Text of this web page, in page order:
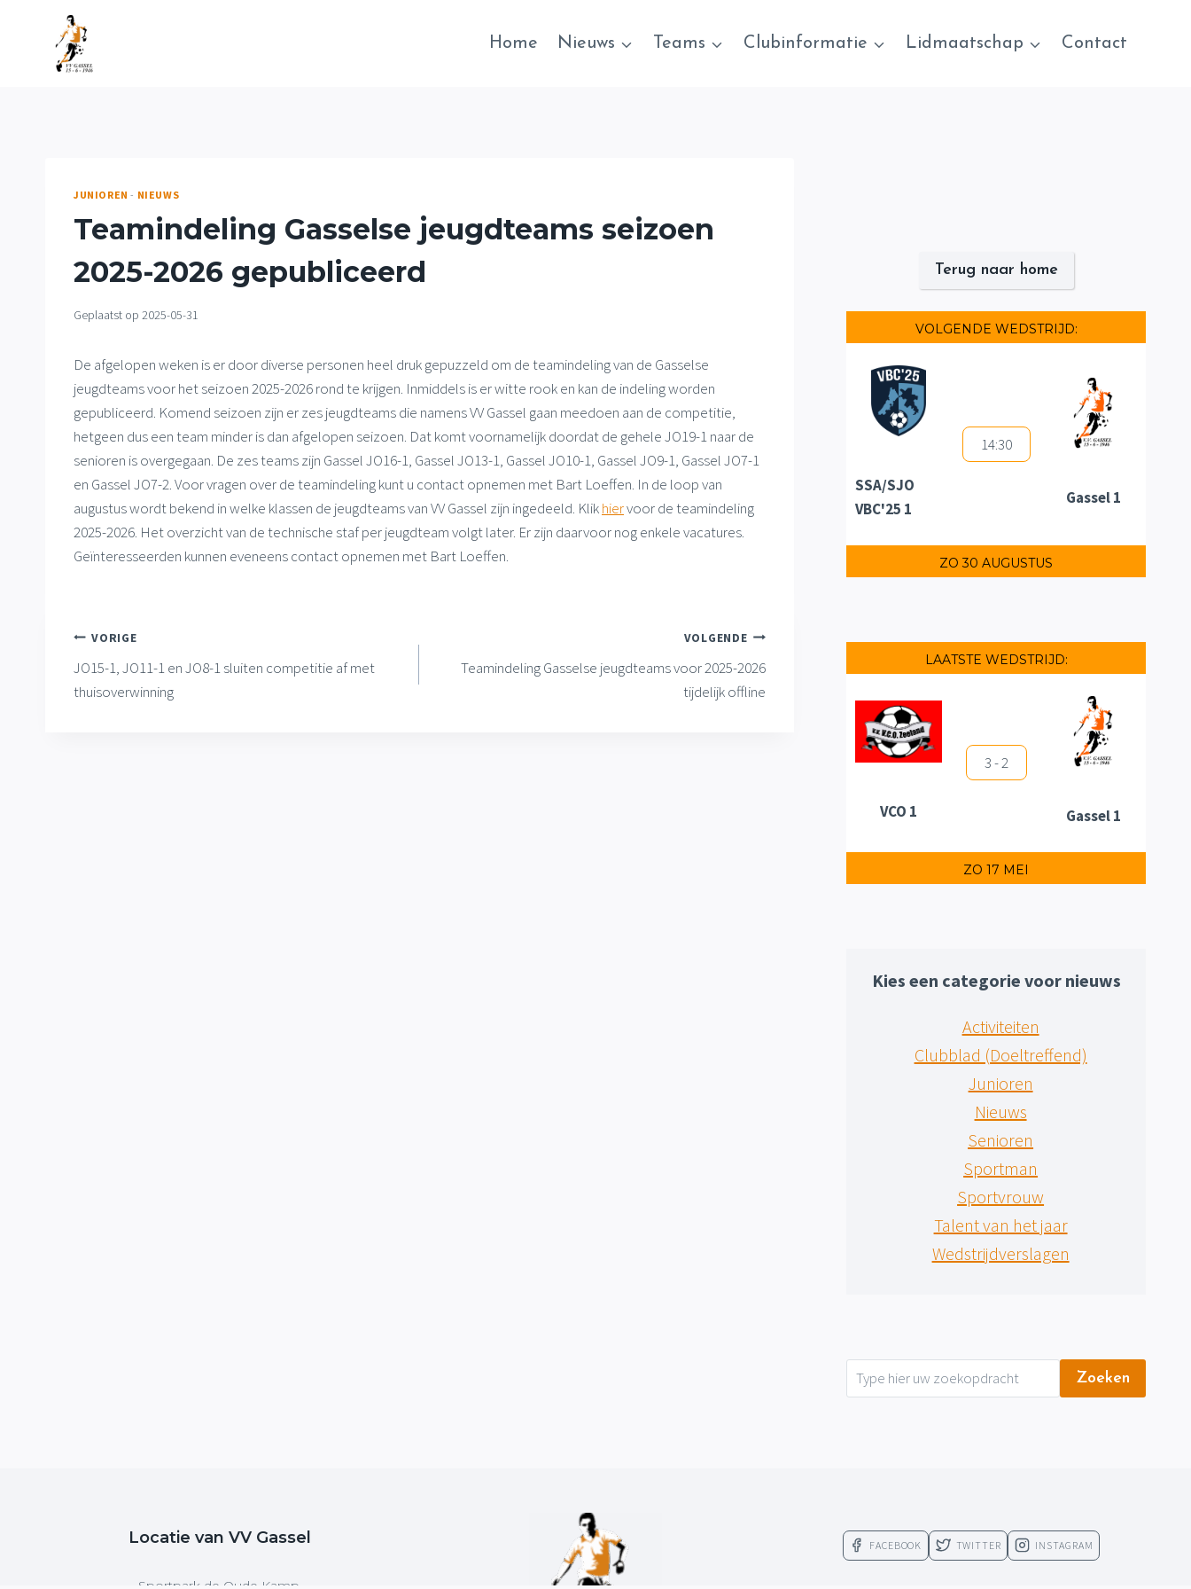
Home Nieuws Teams Clubinformatie Lidmaatschap Contact
JUNIOREN - NIEUWS
Teamindeling Gasselse jeugdteams seizoen
2025-2026 gepubliceerd
Geplaatst op 2025-05-31
De afgelopen weken is er door diverse personen heel druk gepuzzeld om de teamindeling van de Gasselse
jeugdteams voor het seizoen 2025-2026 rond te krijgen. Inmiddels is er witte rook en kan de indeling worden
gepubliceerd. Komend seizoen zijn er zes jeugdteams die namens VV Gassel gaan meedoen aan de competitie,
hetgeen dus een team minder is dan afgelopen seizoen. Dat komt voornamelijk doordat de gehele JO19-1 naar de
senioren is overgegaan. De zes teams zijn Gassel JO16-1, Gassel JO13-1, Gassel JO10-1, Gassel JO9-1, Gassel JO7-1
en Gassel JO7-2. Voor vragen over de teamindeling kunt u contact opnemen met Bart Loeffen. In de loop van
augustus wordt bekend in welke klassen de jeugdteams van VV Gassel zijn ingedeeld. Klikhiervoor de teamindeling
2025-2026. Het overzicht van de technische staf per jeugdteam volgt later. Er zijn daarvoor nog enkele vacatures.
Geïnteresseerden kunnen eveneens contact opnemen met Bart Loeffen.
Bericht
navigatie
VORIGE
JO15-1, JO11-1 en JO8-1 sluiten competitie af met
thuisoverwinning
VOLGENDE
Teamindeling Gasselse jeugdteams voor 2025-2026
tijdelijk offline
Terug naar home
VOLGENDE WEDSTRIJD:
SSA/SJO
VBC'25 1
14:30
Gassel 1
ZO 30 AUGUSTUS
LAATSTE WEDSTRIJD:
VCO 1
3 - 2
Gassel 1
ZO 17 MEI
Kies een categorie voor nieuws
Activiteiten
Clubblad (Doeltreffend)
Junioren
Nieuws
Senioren
Sportman
Sportvrouw
Talent van het jaar
Wedstrijdverslagen
Zoeken
Locatie van VV Gassel
Sportpark de Oude Kamp,
FACEBOOK TWITTER INSTAGRAM